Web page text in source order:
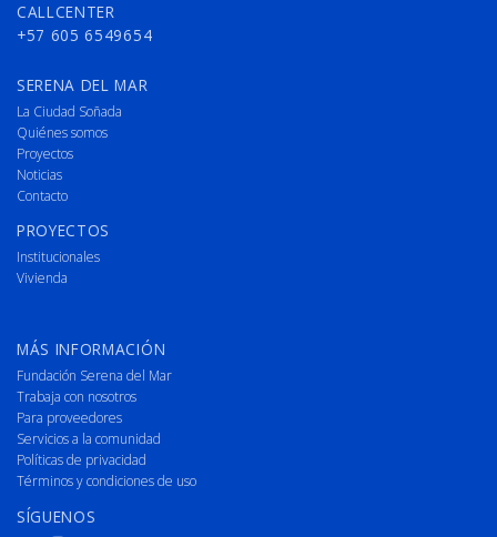
CALLCENTER
+57 605 6549654
SERENA DEL MAR
La Ciudad Soñada
Quiénes somos
Proyectos
Noticias
Contacto
PROYECTOS
Institucionales
Vivienda
MÁS INFORMACIÓN
Fundación Serena del Mar
Trabaja con nosotros
Para proveedores
Servicios a la comunidad
Políticas de privacidad
Términos y condiciones de uso
SÍGUENOS